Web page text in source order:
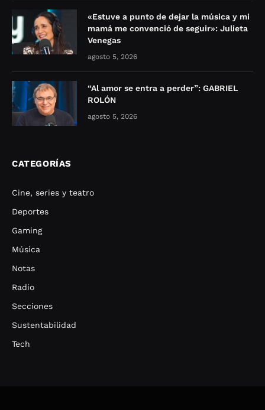
«Estuve a punto de dejar la música y mi
mamá me convenció de seguir»: Julieta
Venegas
agosto 5, 2026
“Al amor se entra a perder”: GABRIEL
ROLÓN
agosto 5, 2026
CATEGORÍAS
Cine, series y teatro
Deportes
Gaming
Música
Notas
Radio
Secciones
Sustentabilidad
Tech